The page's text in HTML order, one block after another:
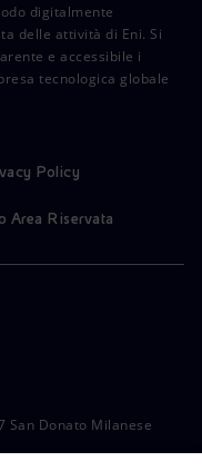
digitalmente
delle attività di Eni. Si
e accessibile i
tecnologica globale
Policy
Area Riservata
San Donato Milanese